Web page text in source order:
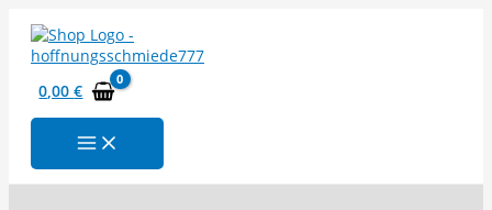
Inhalt
springen
0,00€